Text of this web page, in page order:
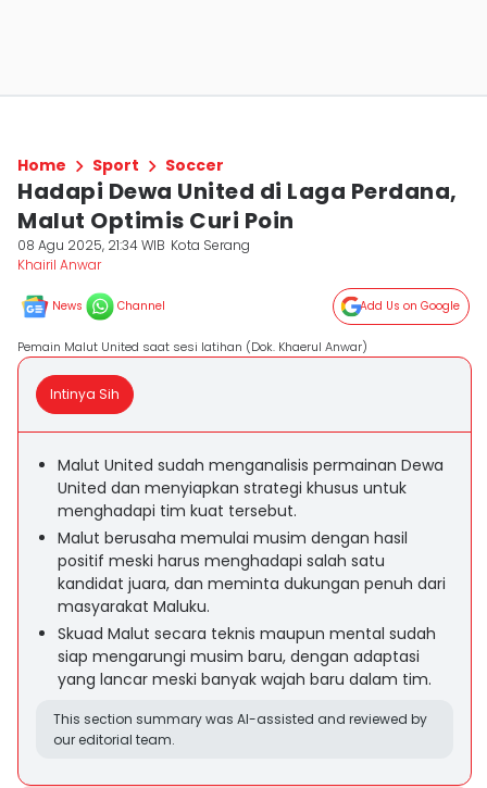
Home Sport Soccer
Hadapi Dewa United di Laga Perdana,
Malut Optimis Curi Poin
08 Agu 2025, 21:34 WIB Kota Serang
Khairil Anwar
News Channel Add Us on Google
Pemain Malut United saat sesi latihan (Dok. Khaerul Anwar)
Intinya Sih
Malut United sudah menganalisis permainan Dewa
United dan menyiapkan strategi khusus untuk
menghadapi tim kuat tersebut.
Malut berusaha memulai musim dengan hasil
positif meski harus menghadapi salah satu
kandidat juara, dan meminta dukungan penuh dari
masyarakat Maluku.
Skuad Malut secara teknis maupun mental sudah
siap mengarungi musim baru, dengan adaptasi
yang lancar meski banyak wajah baru dalam tim.
This section summary was AI-assisted and reviewed by
our editorial team.